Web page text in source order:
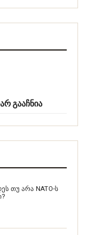
გააჩნია
თუ არა NATO-ს